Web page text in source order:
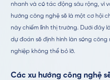
nhanh và có tác động sâu rộng, vì
hướng công nghệ sẽ là một cơ hội
này chiếm lĩnh thị trường. Dưới đây
dự đoán sẽ định hình làn sóng
nghiệp không thể bỏ lỡ.
Các xu hướng công nghệ